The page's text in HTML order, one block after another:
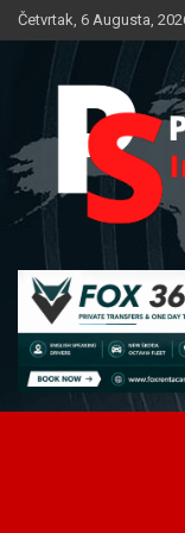
Skip
to
Četvrtak, 6 Augusta,
Pozitivna